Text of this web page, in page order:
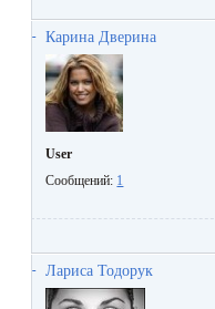
Контакты
сайта
Сфинксе
Формула-1
Эпиляция
первый
перед
важным
Карина Дверина
User
Сообщений: 1
Лариса Тодорук